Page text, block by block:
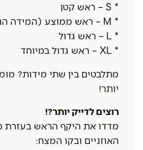
* S – ראש קטן
* M – ראש ממוצע (המידה הנפוצה ביותר)
* L – ראש גדול
* XL – ראש גדול במיוחד
מתלבטים בין שתי מידות?
יותר!
רוצים לדייק יותר?!
מדדו את היקף הראש בעזרת
האוזניים ובקו המצח: